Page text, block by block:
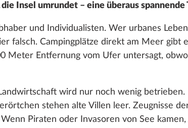
Insel umrundet – eine überaus spannende
und Individualisten. Wer urbanes
falsch. Campingplätze direkt am Meer gibt
Meter Entfernung vom Ufer untersagt,
wird nur noch wenig
stehen alte Villen leer. Zeugnisse
Piraten oder Invasoren von See